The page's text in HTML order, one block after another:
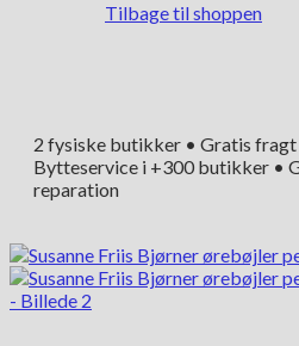
Tilbage til shoppen
2 fysiske butikker • Gratis fragt
Bytteservice i +300 butikker •
reparation